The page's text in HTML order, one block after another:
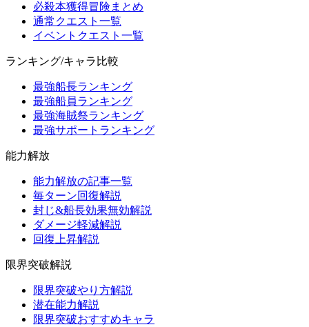
必殺本獲得冒険まとめ
通常クエスト一覧
イベントクエスト一覧
ランキング/キャラ比較
最強船長ランキング
最強船員ランキング
最強海賊祭ランキング
最強サポートランキング
能力解放
能力解放の記事一覧
毎ターン回復解説
封じ&船長効果無効解説
ダメージ軽減解説
回復上昇解説
限界突破解説
限界突破やり方解説
潜在能力解説
限界突破おすすめキャラ